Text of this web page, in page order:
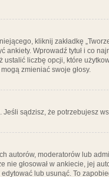
kliknij zakładkę
ankiety. Wprowadź tytuł i co
liczbę opcji, które
zmieniać swoje głosy.
sądzisz, że potrzebujesz
autorów, moderatorów lub
nie głosował w ankiecie, jej
lub usunąć. To